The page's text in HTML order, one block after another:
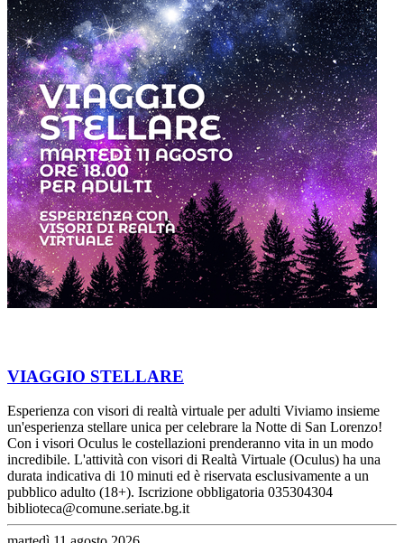
VIAGGIO STELLARE
Esperienza con visori di realtà virtuale per adulti Viviamo insieme
un'esperienza stellare unica per celebrare la Notte di San Lorenzo!
Con i visori Oculus le costellazioni prenderanno vita in un modo
incredibile. L'attività con visori di Realtà Virtuale (Oculus) ha una
durata indicativa di 10 minuti ed è riservata esclusivamente a un
pubblico adulto (18+). Iscrizione obbligatoria 035304304
biblioteca@comune.seriate.bg.it